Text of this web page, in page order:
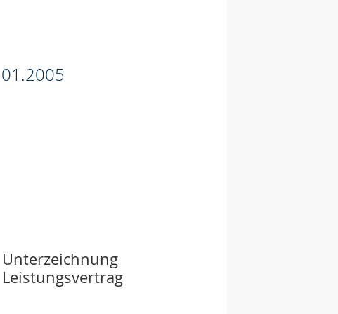
01.2005
Unterzeichnung
Leistungsvertrag